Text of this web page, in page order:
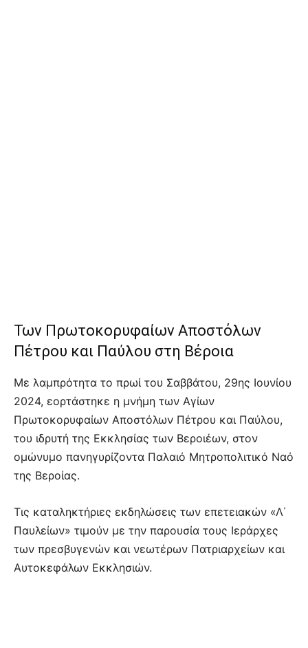
Των Πρωτοκορυφαίων Αποστόλων
Πέτρου και Παύλου στη Βέροια
Με λαμπρότητα το πρωί του Σαββάτου, 29ης Ιουνίου
2024, εορτάστηκε η μνήμη των Αγίων
Πρωτοκορυφαίων Αποστόλων Πέτρου και Παύλου,
του ιδρυτή της Εκκλησίας των Βεροιέων, στον
ομώνυμο πανηγυρίζοντα Παλαιό Μητροπολιτικό Ναό
της Βεροίας.
Τις καταληκτήριες εκδηλώσεις των επετειακών «Λ΄
Παυλείων» τιμούν με την παρουσία τους Ιεράρχες
των πρεσβυγενών και νεωτέρων Πατριαρχείων και
Αυτοκεφάλων Εκκλησιών.